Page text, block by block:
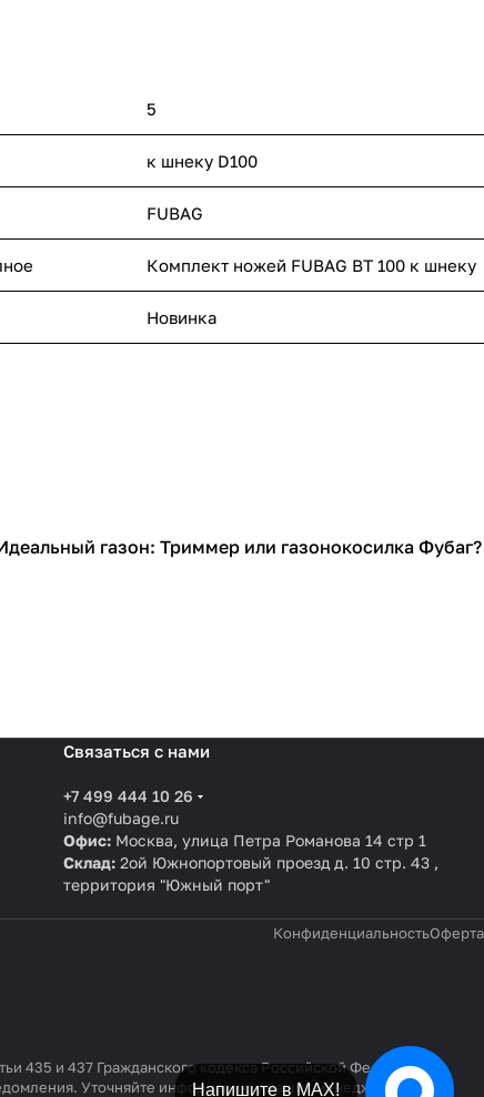
5
к шнеку D100
FUBAG
Комплект ножей FUBAG BT 100 к шнеку
Новинка
Садовая техникагазон: Триммер или газонокосилка Фубаг?
Связаться с нами
+7 499 444 10 26
info@fubage.ru
Офис:Москва, улица Петра Романова 14 стр 1
Склад:2ой Южнопортовый проезд д. 10 стр. 43 ,
территория "Южный порт"
КонфиденциальностьОферта
435 и 437 Гражданского кодекса Российской Федерации.
Уточняйте информацию у наших менеджеров по
Напишите в МАХ!